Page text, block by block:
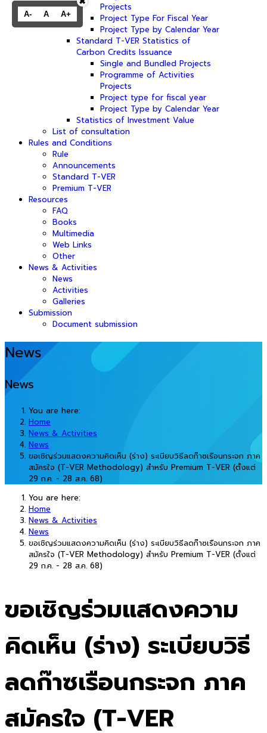
Projects
Project Type For Fiscal Year
Project Type by Calendar Year
Standard T-VER Statistics of
Carbon Credits Issuance
Single and Bundled Projects
Programme of Activities
Projects
Project type for fiscal year
Project Type by Calendar Year
Statistics of Investment Value
List of consultation
Rules and Conditions
Rule
Announcements
Standard T-VER
Premium T-VER
Resources
FAQ
Books
Multimedia
Web Links
Other
News & Activities
News
Activities
Galleries
Submission
Document submission
News
News
You are here:
Home
News & Activities
News
ขอเชิญร่วมแสดงความคิดเห็น (ร่าง) ระเบียบวิธีลดก๊าซเรือนกระจก ภาค
สมัครใจ (T-VER Methodology) สำหรับ Premium T-VER (ตั้งแต่
29 ก.ค. - 28 ส.ค. 68)
You are here:
Home
News & Activities
News
ขอเชิญร่วมแสดงความคิดเห็น (ร่าง) ระเบียบวิธีลดก๊าซเรือนกระจก ภาค
สมัครใจ (T-VER Methodology) สำหรับ Premium T-VER (ตั้งแต่
29 ก.ค. - 28 ส.ค. 68)
ขอเชิญร่วมแสดงความ
คิดเห็น (ร่าง) ระเบียบวิธี
ลดก๊าซเรือนกระจก ภาค
สมัครใจ (T-VER
A- A A+